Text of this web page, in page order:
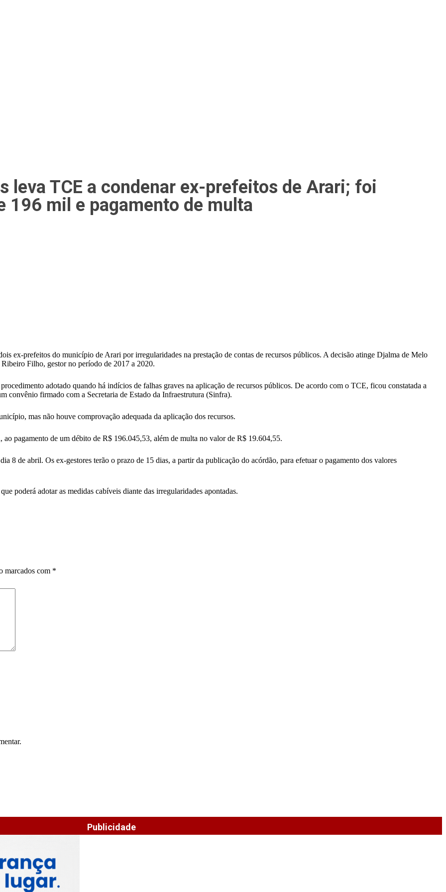
leva TCE a condenar ex-prefeitos de Arari; foi
196 mil e pagamento de multa
ex-prefeitos do município de Arari por irregularidades na prestação de contas de recursos públicos. A decisão atinge Djalma de Melo
Filho, gestor no período de 2017 a 2020.
adotado quando há indícios de falhas graves na aplicação de recursos públicos. De acordo com o TCE, ficou constatada a
convênio firmado com a Secretaria de Estado da Infraestrutura (Sinfra).
mas não houve comprovação adequada da aplicação dos recursos.
pagamento de um débito de R$ 196.045,53, além de multa no valor de R$ 19.604,55.
8 de abril. Os ex-gestores terão o prazo de 15 dias, a partir da publicação do acórdão, para efetuar o pagamento dos valores
poderá adotar as medidas cabíveis diante das irregularidades apontadas.
marcados com *
Publicidade